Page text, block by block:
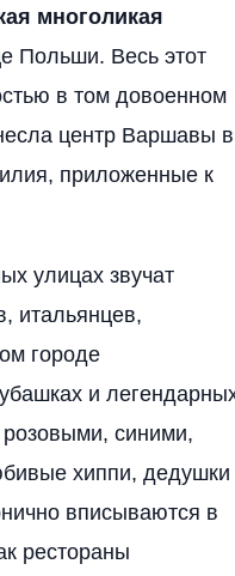
многоликая
Польши. Весь этот
в том довоенном
центр Варшавы в
приложенные к
улицах звучат
итальянцев,
городе
и
синими,
хиппи, дедушки
вписываются в
рестораны